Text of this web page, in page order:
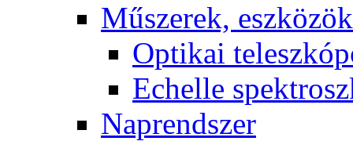
Mű­sze­rek, esz­kö­zök
Op­ti­kai
Echel­le
Nap­rend­szer